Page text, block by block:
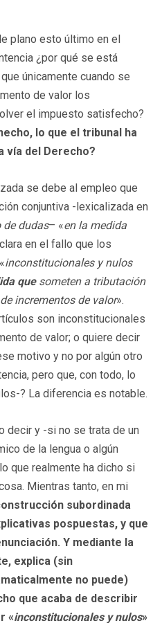
plano esto último en el
¿por qué se está
únicamente cuando se
de valor los
el impuesto satisfecho?
lo que el tribunal ha
vía del Derecho?
se debe al empleo que
conjuntiva -lexicalizada en
dudas– «en la medida
en el fallo que los
inconstitucionales y nulos
quesometen a tributación
incrementos de valor».
son inconstitucionales
de valor; o quiere decir
motivo y no por algún otro
pero que, con todo, lo
? La diferencia es notable.
decir y -si no se trata de un
de la lengua o algún
que realmente ha dicho si
Mientras tanto, en mi
subordinada
pospuestas, y que
Y mediante la
explica (sin
no puede)
que acaba de describir
«inconstitucionales y nulos»